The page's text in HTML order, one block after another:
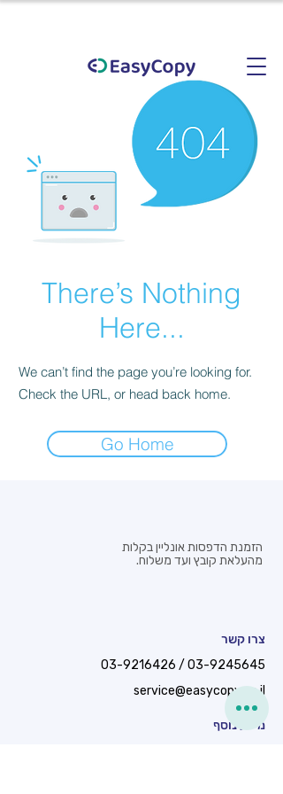
There’s Nothing
Here...
We can’t find the page you’re looking for.
Check the URL, or head back home.
Go Home
הזמנת הדפסות אונליין בקלות
מהעלאת קובץ ועד משלוח.
צרו קשר
03-9245645
/
03-9216426
service@easycopy.co.il
מידע נוסף